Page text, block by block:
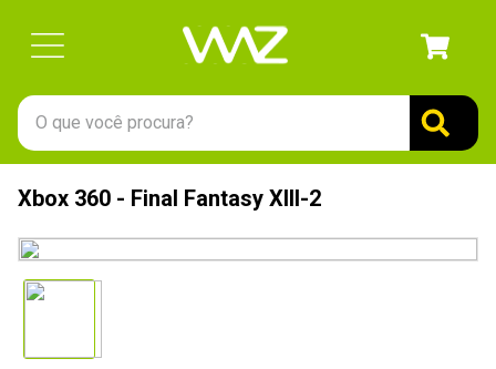
O que você procura?
Xbox 360 - Final Fantasy XIII-2
1º
gabinete